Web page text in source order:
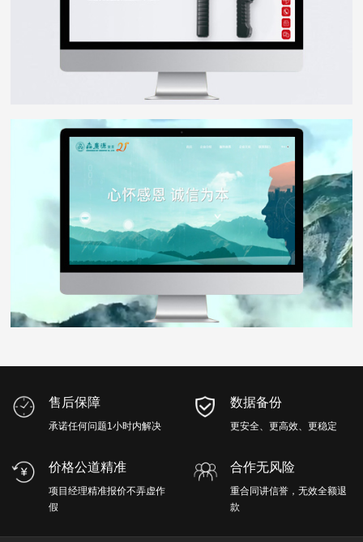
WEB DESIGN
售后保障
承诺任何问题1小时内解决
数据备份
更安全、更高效、更稳定
价格公道精准
项目经理精准报价不弄虚作
假
合作无风险
重合同讲信誉，无效全额退
款